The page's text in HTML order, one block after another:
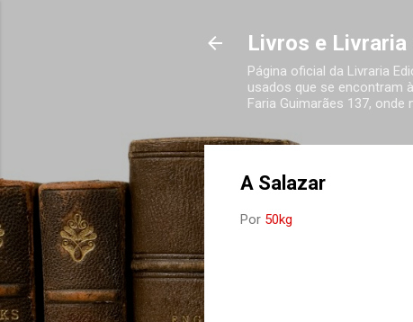
Livros e Livraria
Página oficial da Livraria
usados que se encontram
Faria Guimarães 137,
A Salazar
Por 50kg